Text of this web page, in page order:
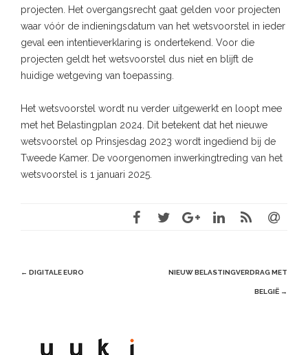
projecten. Het overgangsrecht gaat gelden voor projecten
waar vóór de indieningsdatum van het wetsvoorstel in ieder
geval een intentieverklaring is ondertekend. Voor die
projecten geldt het wetsvoorstel dus niet en blijft de
huidige wetgeving van toepassing.
Het wetsvoorstel wordt nu verder uitgewerkt en loopt mee
met het Belastingplan 2024. Dit betekent dat het nieuwe
wetsvoorstel op Prinsjesdag 2023 wordt ingediend bij de
Tweede Kamer. De voorgenomen inwerkingtreding van het
wetsvoorstel is 1 januari 2025.
Post
← DIGITALE EURO NIEUW BELASTINGVERDRAG MET
BELGIË →